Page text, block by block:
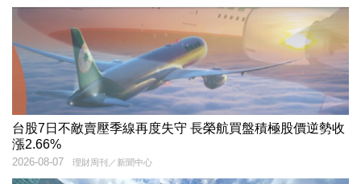
台股7日不敵賣壓季線再度失守 長榮航買盤積極股價逆勢收
漲2.66%
理財周刊／新聞中心
2026-08-07